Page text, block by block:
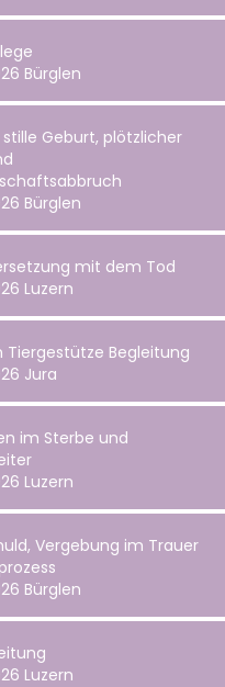
Bürglen
Geburt, plötzlicher
Bürglen
mit dem Tod
Luzern
Tiergestütze Begleitung
Jura
im Sterbe und
Luzern
Vergebung im Trauer
Bürglen
Luzern